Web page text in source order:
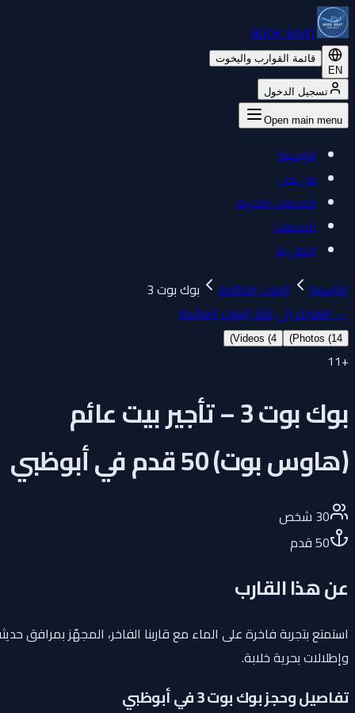
BOOK BOAT
EN
قائمة القوارب واليخوت
تسجيل الدخول
Open main menu
الرئيسية
من نحن
الخدمات البحرية
الخدمات
اتصل بنا
الرئيسية
البيوت العائمة
بوك بوت 3
←العودة إلى فئة البيوت العائمة
Photos (14
)
Videos (
)
11
بوك بوت 3 – تأجير بيت عائم
(هاوس بوت) 50 قدم في أبوظبي
30شخص
50قدم
عن هذا القارب
استمتع بتجربة فاخرة على الماء مع قاربنا الفاخر، المجهّز بمرافق حديثة
وإطلالات بحرية خلابة.
تفاصيل وحجز بوك بوت 3 في أبوظبي